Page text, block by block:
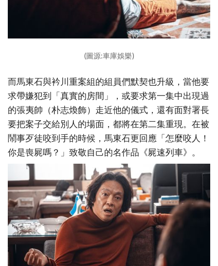
(圖源:車庫娛樂)
而馬東石與衿川重案組的組員們默契也升級，當他要
求帶嫌犯到「真實的房間」，或要求第一集中出現過
的張夷帥（朴志煥飾）走近他的儀式，還有面對署長
要把案子交給別人的場面，都將在第二集重現。在被
鬧事歹徒咬到手的時候，馬東石更回應「怎麼咬人！
你是喪屍嗎？」致敬自己的名作品《屍速列車》。